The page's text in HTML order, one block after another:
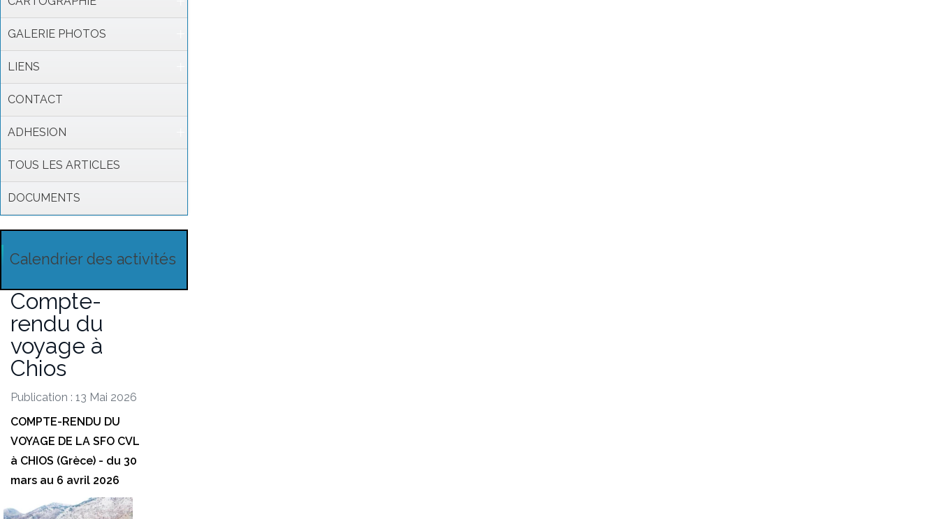
GALERIE PHOTOS
LIENS
CONTACT
ADHESION
TOUS LES ARTICLES
DOCUMENTS
Calendrier des activités
Compte-
rendu du
voyage à
Chios
Publication : 13 Mai 2026
COMPTE-RENDU DU
VOYAGE DE LA SFO CVL
à CHIOS (Grèce) - du 30
mars au 6 avril 2026